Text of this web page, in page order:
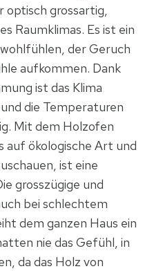
optisch grossartig,
Raumklimas. Es ist ein
der Geruch
aufkommen. Dank
ist das Klima
die Temperaturen
Mit dem Holzofen
auf ökologische Art und
ist eine
grosszügige und
bei schlechtem
dem ganzen Haus ein
nie das Gefühl, in
da das Holz von